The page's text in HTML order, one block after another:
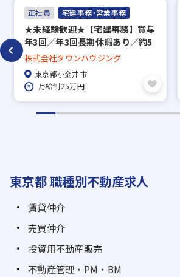
正社員 宅建事務・営業事務
★未経験歓迎★【宅建事務】賞与
年3回／年3回長期休暇あり／約5
万7000件の中から好きな物件に
住める社宅制度、家賃補助50％／
直営139店舗で地域密着！
株式会社タウンハウジング
東京都小金井市
月給制25万円
東京都 職種別不動産求人
賃貸仲介
売買仲介
投資用不動産販売
不動産管理・PM・BM